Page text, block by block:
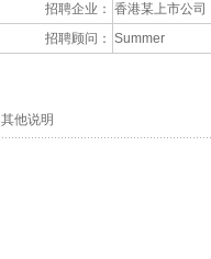
招聘企业： 香港某上市公司
招聘顾问： Summer
其他说明